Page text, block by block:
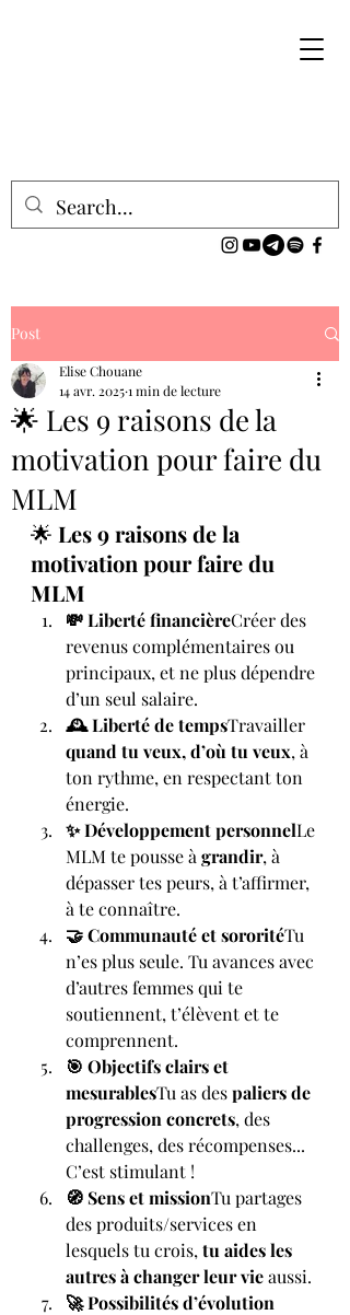
Post
🌟 Les 9 raisons de la
motivation pour faire du
MLM
Elise Chouane
14 avr. 20251 min de lecture
🌟 Les 9 raisons de la
motivation pour faire du
MLM
💸 Liberté financièreCréer des
revenus complémentaires ou
principaux, et ne plus dépendre
d’un seul salaire.
🕰️ Liberté de tempsTravailler
quand tu veux, d’où tu veux, à
ton rythme, en respectant ton
énergie.
✨ Développement personnelLe
MLM te pousse à grandir, à
dépasser tes peurs, à t’affirmer,
à te connaître.
🤝 Communauté et sororitéTu
n’es plus seule. Tu avances avec
d’autres femmes qui te
soutiennent, t’élèvent et te
comprennent.
🎯 Objectifs clairs et
mesurablesTu as des paliers de
progression concrets, des
challenges, des récompenses...
C’est stimulant !
🧭 Sens et missionTu partages
des produits/services en
lesquels tu crois, tu aides les
autres à changer leur vie aussi.
🚀 Possibilités d’évolution